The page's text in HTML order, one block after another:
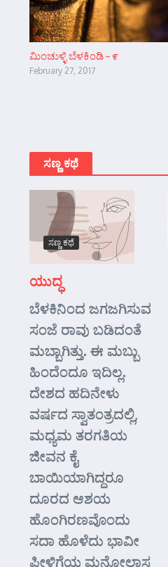
ಮಿಂಚುಳ್ಳಿ ಬೆಳಕಿಂಡಿ – ೯
February 27, 2017
ಸಣ್ಣ ಕಥೆ
ಸಣ್ಣ ಕಥೆ
ಯುದ್ಧ
ಬೆಳಕಿನಿಂದ ಜಗಜಗಿಸುವ
ಸಂಜೆ ರಾವು ಬಡಿದಂತೆ
ಮಬ್ಬಾಗಿತ್ತು. ಈ ಮಬ್ಬು
ಹಿಂದೆಂದೂ ಇದಿಲ್ಲ.
ದೇಶದ ಹದಿನೇಳು
ವರ್ಷದ ಸ್ವಾತಂತ್ರದಲ್ಲಿ,
ಮಧ್ಯಮ ತರಗತಿಯ
ಜೀವನ ಕೈ
ಬಾಯಿಯಾಗಿದ್ದರೂ
ದೂರದ ಆಶಯ
ಹೊಂಗಿರಣವೊಂದು
ಸದಾ ಹೊಳೆದು ಭಾವೀ
ಪೀಳಿಗೆಯ ಮನೋಲ್ಲಾಸ